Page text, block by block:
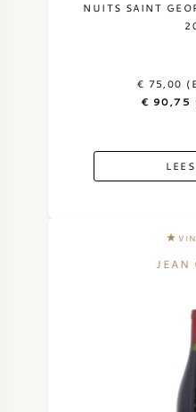
NUITS SAINT
€ 75,00
€ 90,75
JEAN